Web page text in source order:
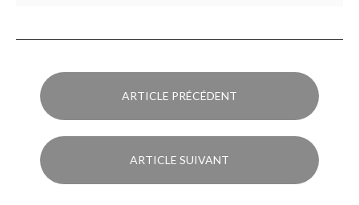
ARTICLE PRÉCÉDENT
ARTICLE SUIVANT